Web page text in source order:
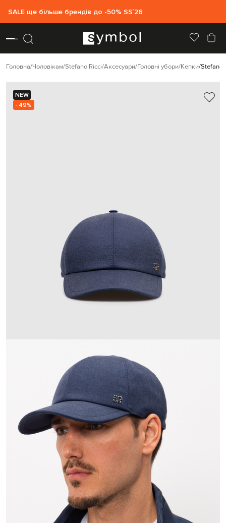
SALE ще більше брендів до -50% SS`26
Головна Чоловікам Stefano Ricci Аксесуари Головні убори Кепки Stefano
NEW
- 49%